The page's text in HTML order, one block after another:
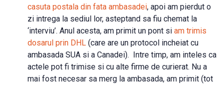
casuta postala din fata ambasadei, apoi am pierdut o
zi intrega la sediul lor, asteptand sa fiu chemat la
‘interviu’. Anul acesta, am primit un pont si am trimis
dosarul prin DHL (care are un protocol incheiat cu
ambasada SUA si a Canadei). Intre timp, am inteles ca
actele pot fi trimise si cu alte firme de curierat. Nu a
mai fost necesar sa merg la ambasada, am primit (tot